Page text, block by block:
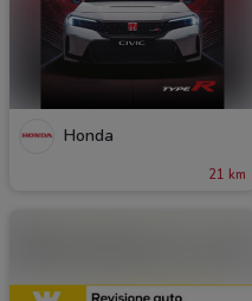
Honda
21 km